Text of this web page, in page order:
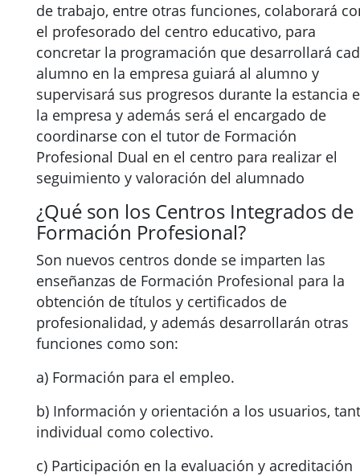
de trabajo, entre otras funciones, colaborará
el profesorado del centro educativo, para
concretar la programación que desarrollará
alumno en la empresa guiará al alumno y
supervisará sus progresos durante la estancia
la empresa y además será el encargado de
coordinarse con el tutor de Formación
Profesional Dual en el centro para realizar el
seguimiento y valoración del alumnado
¿Qué son los Centros Integrados de
Formación Profesional?
Son nuevos centros donde se imparten las
enseñanzas de Formación Profesional para la
obtención de títulos y certificados de
profesionalidad, y además desarrollarán otras
funciones como son:
a) Formación para el empleo.
b) Información y orientación a los usuarios,
individual como colectivo.
c) Participación en la evaluación y acreditación